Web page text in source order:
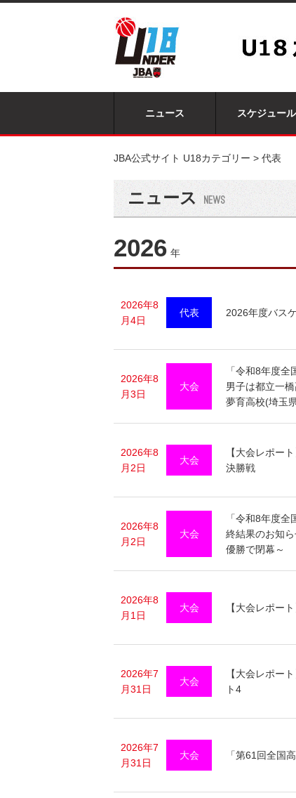
ニュース スケジュール
JBA公式サイト U18カテゴリー > 代表
ニュース
2026 年
2026年8
月4日
代表 2026年度バス
2026年8
月3日
大会
「令和8年度
男子は都立一
夢育高校(埼玉
2026年8
月2日
大会
【大会レポー
決勝戦
2026年8
月2日
大会
「令和8年度
終結果のお知
優勝で閉幕～
2026年8
月1日
大会 【大会レポー
2026年7
月31日
大会
【大会レポー
ト4
2026年7
月31日
大会 「第61回全国